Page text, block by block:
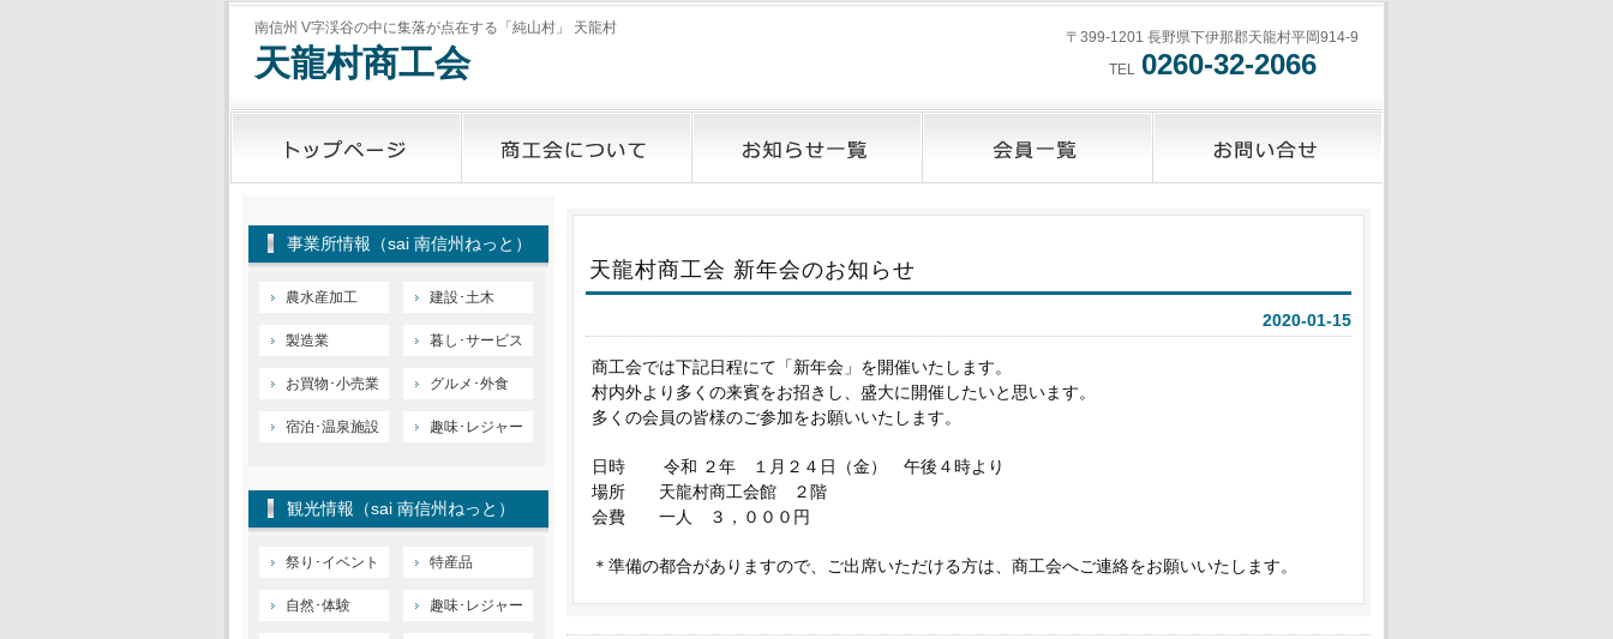
天龍村商工会
南信州 V字渓谷の中に集落が点在する「純山村」 天龍村
〒399-1201 長野県下伊那郡天龍村平岡914-9
TEL 0260-32-2066
天龍村商工会 新年会のお知らせ
2020-01-15
商工会では下記日程にて「新年会」を開催いたします。
村内外より多くの来賓をお招きし、盛大に開催したいと思います。
多くの会員の皆様のご参加をお願いいたします。
日時 令和 ２年 １月２４日（金） 午後４時より
場所 天龍村商工会館 ２階
会費 一人 ３，０００円
＊準備の都合がありますので、ご出席いただける方は、商工会へご連絡をお願いいたします。
事業所情報（sai 南信州ねっと）
農水産加工 建設･土木
製造業 暮し･サービス
お買物･小売業 グルメ･外食
宿泊･温泉施設 趣味･レジャー
観光情報（sai 南信州ねっと）
祭り･イベント 特産品
自然･体験 趣味･レジャー